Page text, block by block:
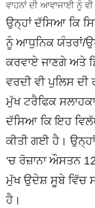
ਵਾਹਨਾਂ ਦੀ ਆਵਾਜਾਈ ਨੂੰ
ਉਨ੍ਹਾਂ ਦੱਸਿਆ ਕਿ
ਨੂੰ ਆਧੁਨਿਕ ਯੰਤਰਾਂ/
ਕਰਵਾਏ ਜਾਣਗੇ ਅਤੇ
ਵਰਦੀ ਵੀ ਪੁਲਿਸ ਦੀ
ਮੁੱਖ ਟਰੈਫਿਕ
ਦੱਸਿਆ ਕਿ ਇਹ
ਕੀਤੀ ਗਈ ਹੈ।
‘ਚ ਰੋਜ਼ਾਨਾ ਔਸਤਨ
ਮੁੱਖ ਉਦੇਸ਼ ਸੂਬੇ ਵਿੱਚ
ਹੈ।